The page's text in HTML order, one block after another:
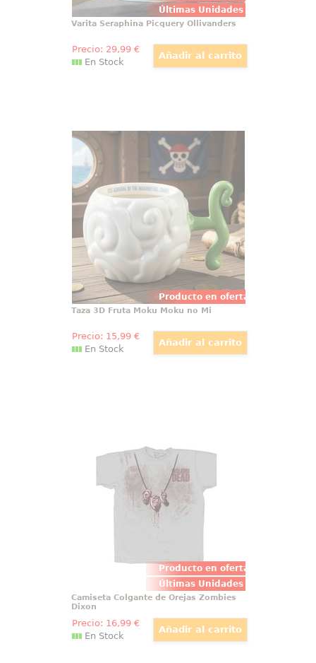
Últimas Unidades
Varita Seraphina Picquery Ollivanders
Precio: 29,99€
En Stock
Producto en oferta
Taza 3D Fruta Moku Moku no Mi
Una taza que no pasa
desapercibida y convierte
cualquier desayuno, pausa o
rincón de escritorio en un guiño
directo al universo de One Piece
Netflix. Esta taza 3D One Piece
inspirada en la Fruta Humo Humo
Taza 3D Fruta Moku Moku no Mi
Precio: 15,99€
En Stock
Producto en oferta
Últimas Unidades
Camiseta llena de sangre con un
desagradable colgante hecho con
orejas zombies ideado por Daryl
Camiseta Colgante de Orejas Zombies
Dixon
Precio: 16,99€
En Stock